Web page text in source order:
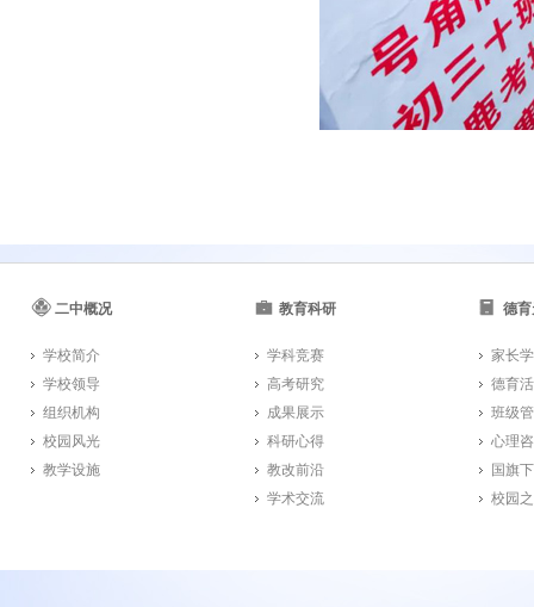
二中概况
学校简介
学校领导
组织机构
校园风光
教学设施
教育科研
学科竞赛
高考研究
成果展示
科研心得
教改前沿
学术交流
德
家长
德育
班级
心理
国旗
校园